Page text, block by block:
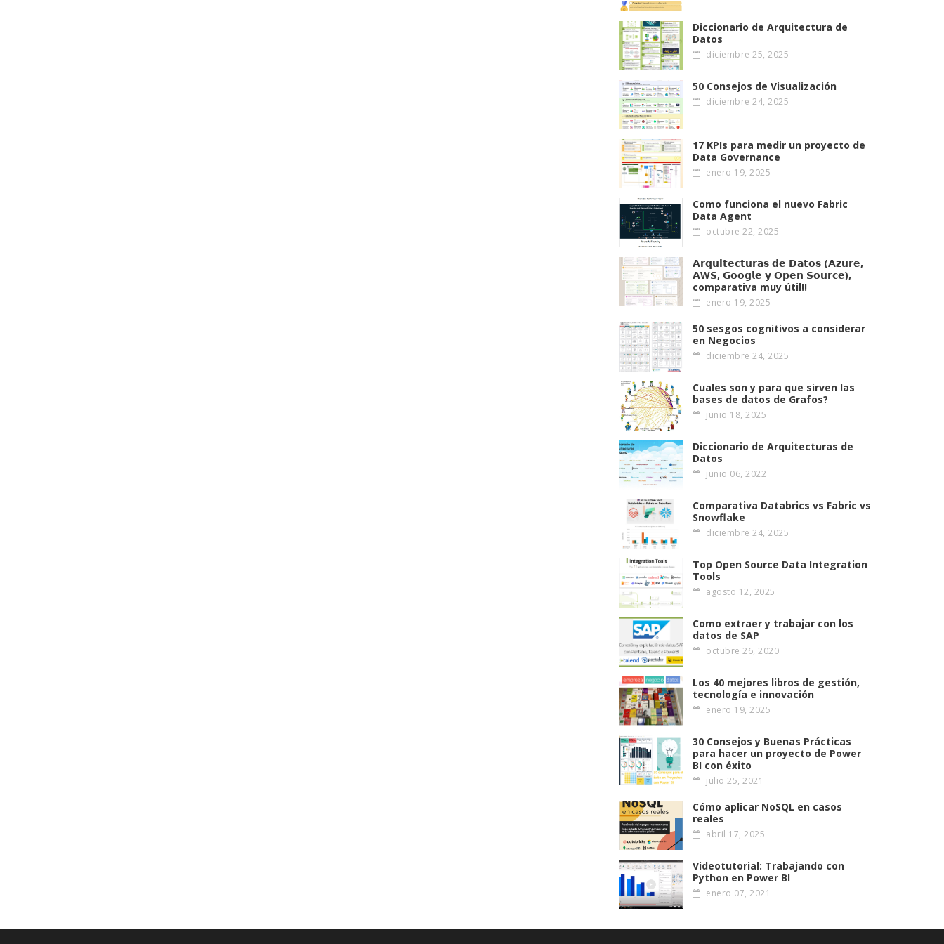
Diccionario de Arquitectura de
Datos
diciembre 25, 2025
50 Consejos de Visualización
diciembre 24, 2025
17 KPIs para medir un proyecto de
Data Governance
enero 19, 2025
Como funciona el nuevo Fabric
Data Agent
octubre 22, 2025
𝗔𝗿𝗾𝘂𝗶𝘁𝗲𝗰𝘁𝘂𝗿𝗮𝘀 𝗱𝗲 𝗗𝗮𝘁𝗼𝘀 (𝗔𝘇𝘂𝗿𝗲,
𝗔W𝗦, 𝗚𝗼𝗼𝗴𝗹𝗲 𝘆 𝗢𝗽𝗲𝗻 𝗦𝗼𝘂𝗿𝗰𝗲),
comparativa muy útil!!
enero 19, 2025
50 sesgos cognitivos a considerar
en Negocios
diciembre 24, 2025
Cuales son y para que sirven las
bases de datos de Grafos?
junio 18, 2025
Diccionario de Arquitecturas de
Datos
junio 06, 2022
Comparativa Databrics vs Fabric vs
Snowflake
diciembre 24, 2025
Top Open Source Data Integration
Tools
agosto 12, 2025
Como extraer y trabajar con los
datos de SAP
octubre 26, 2020
Los 40 mejores libros de gestión,
tecnología e innovación
enero 19, 2025
30 Consejos y Buenas Prácticas
para hacer un proyecto de Power
BI con éxito
julio 25, 2021
Cómo aplicar NoSQL en casos
reales
abril 17, 2025
Videotutorial: Trabajando con
Python en Power BI
enero 07, 2021